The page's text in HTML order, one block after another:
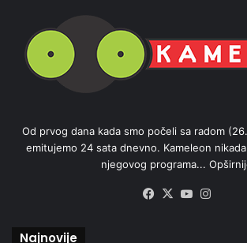
Od prvog dana kada smo počeli sa radom
emitujemo 24 sata dnevno. Kameleon
njegovog programa...
Facebook
X YouTube
Najnovije